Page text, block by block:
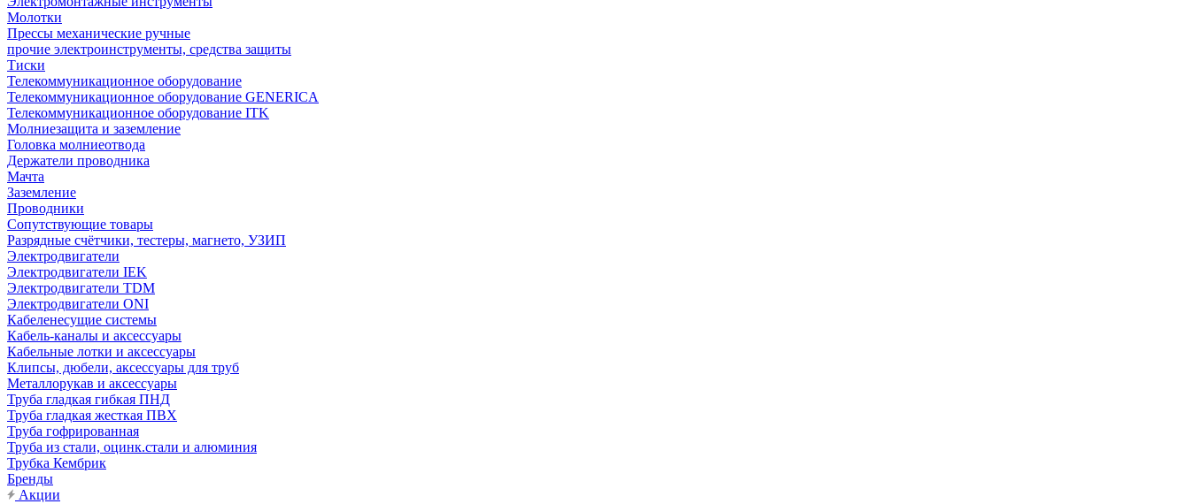
Молотки
Прессы механические ручные
прочие электроинструменты, средства защиты
Тиски
Телекоммуникационное оборудование
Телекоммуникационное оборудование GENERICA
Телекоммуникационное оборудование ITK
Молниезащита и заземление
Головка молниеотвода
Держатели проводника
Мачта
Заземление
Проводники
Сопутствующие товары
Разрядные счётчики, тестеры, магнето, УЗИП
Электродвигатели
Электродвигатели IEK
Электродвигатели TDM
Электродвигатели ONI
Кабеленесущие системы
Кабель-каналы и аксессуары
Кабельные лотки и аксессуары
Клипсы, дюбели, аксессуары для труб
Металлорукав и аксессуары
Труба гладкая гибкая ПНД
Труба гладкая жесткая ПВХ
Труба гофрированная
Труба из стали, оцинк.стали и алюминия
Трубка Кембрик
Бренды
Акции